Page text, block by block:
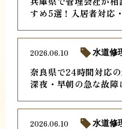
すめ5選！入居者対応
奈良県で24時間対応
深夜・早朝の急な故
2026.06.10 水道修
2026.06.10 水道修